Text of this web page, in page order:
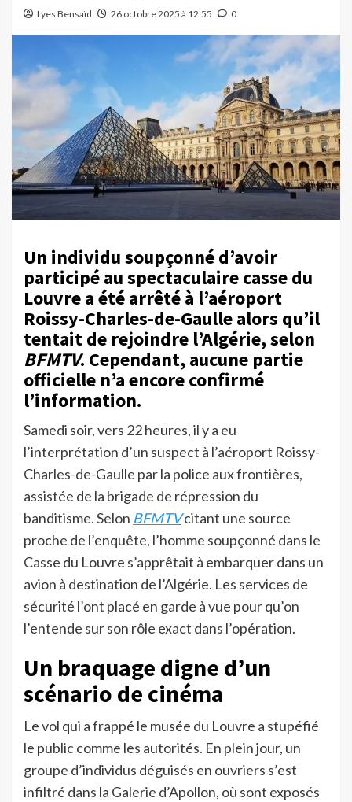
Lyes Bensaïd 26 octobre 2025 à 12:55 0
Un individu soupçonné d’avoir
participé au spectaculaire casse du
Louvre a été arrêté à l’aéroport
Roissy-Charles-de-Gaulle alors qu’il
tentait de rejoindre l’Algérie, selon
BFMTV. Cependant, aucune partie
officielle n’a encore confirmé
l’information.
Samedi soir, vers 22 heures, il y a eu
l’interprétation d’un suspect à l’aéroport Roissy-
Charles-de-Gaulle par la police aux frontières,
assistée de la brigade de répression du
banditisme. Selon BFMTVcitant une source
proche de l’enquête, l’homme soupçonné dans le
Casse du Louvre s’apprêtait à embarquer dans un
avion à destination de l’Algérie. Les services de
sécurité l’ont placé en garde à vue pour qu’on
l’entende sur son rôle exact dans l’opération.
Un braquage digne d’un
scénario de cinéma
Le vol qui a frappé le musée du Louvre a stupéfié
le public comme les autorités. En plein jour, un
groupe d’individus déguisés en ouvriers s’est
infiltré dans la Galerie d’Apollon, où sont exposés